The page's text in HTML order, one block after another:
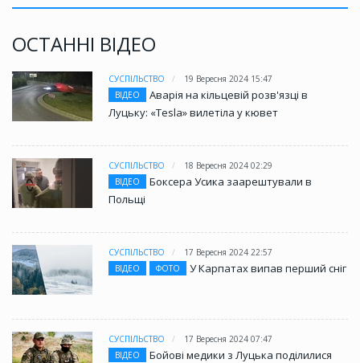
ОСТАННІ ВІДЕО
СУСПІЛЬСТВО
19 Вересня 2024 15:47
ВІДЕО
Аварія на кільцевій розв'язці в
Луцьку: «Tesla» вилетіла у кювет
СУСПІЛЬСТВО
18 Вересня 2024 02:29
ВІДЕО
Боксера Усика заарештували в
Польщі
СУСПІЛЬСТВО
17 Вересня 2024 22:57
ВІДЕО
ФОТО У Карпатах випав перший сніг
СУСПІЛЬСТВО
17 Вересня 2024 07:47
ВІДЕО
Бойові медики з Луцька поділилися